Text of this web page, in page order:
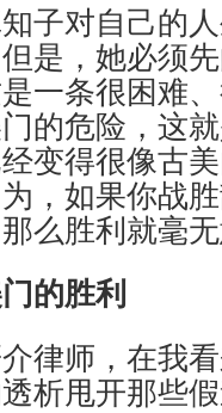
子对自己的
是，她必须
一条很困难
的危险，这
变得很像古
，如果你战
么胜利就毫无
的胜利
律师，在我
析甩开那些